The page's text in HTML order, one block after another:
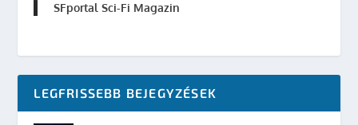
SFportal Sci-Fi Magazin
LEGFRISSEBB BEJEGYZÉSEK